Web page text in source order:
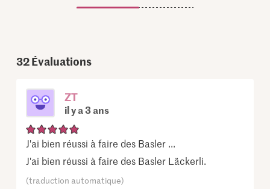
32Évaluations
ZT
il y a 3 ans
J'ai bien réussi à faire des Basler ...
J'ai bien réussi à faire des Basler Läckerli.
(traduction automatique)